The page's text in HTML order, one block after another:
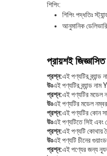
শিপিং:
শিপিং পদ্ধতিঃ
আনুমানিক
প্রায়শই
প্রশ্ন:এই পণ্যটির ব্র্যান্ড
উঃএই পণ্যটির ব্র্যান্ড
প্রশ্ন:এই পণ্যটির মডেল
উঃএই পণ্যটির মডেল
প্রশ্ন:এই পণ্যটির কোন
উঃএই পণ্যটিতে সিই এবং
প্রশ্ন:এই পণ্যটি কোথায়
উঃএই পণ্যটি চীনের
প্রশ্ন:এই পণ্যের জন্য